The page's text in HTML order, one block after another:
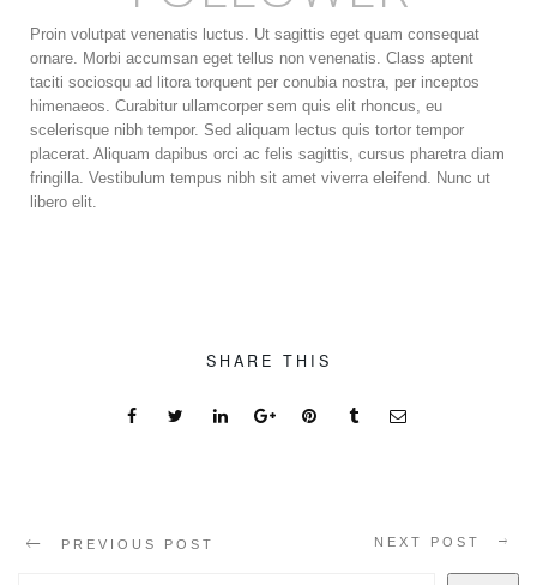
Proin volutpat venenatis luctus. Ut sagittis eget quam consequat
ornare. Morbi accumsan eget tellus non venenatis. Class aptent
taciti sociosqu ad litora torquent per conubia nostra, per inceptos
himenaeos. Curabitur ullamcorper sem quis elit rhoncus, eu
scelerisque nibh tempor. Sed aliquam lectus quis tortor tempor
placerat. Aliquam dapibus orci ac felis sagittis, cursus pharetra diam
fringilla. Vestibulum tempus nibh sit amet viverra eleifend. Nunc ut
libero elit.
SHARE THIS
PREVIOUS POST NEXT POST